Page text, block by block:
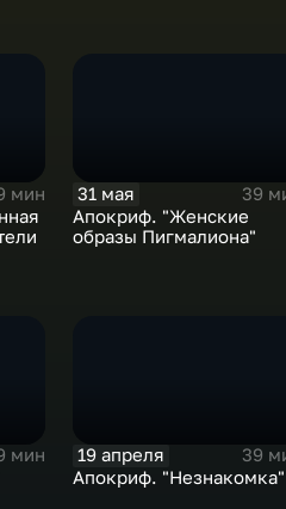
мин
31 мая
39
Апокриф. "Женские
образы Пигмалиона"
мин
19 апреля
39
Апокриф. "Незнакомка"